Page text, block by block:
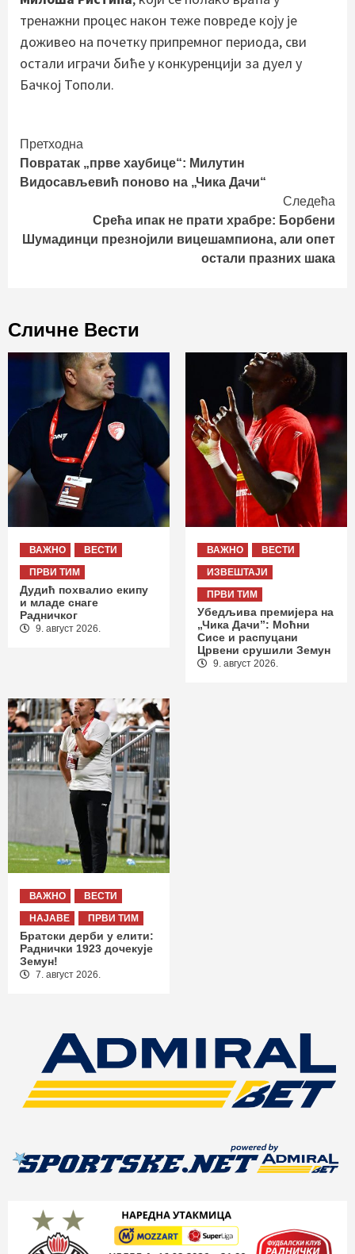
тренажни процес након теже повреде коју је
доживео на почетку припремног периода, сви
остали играчи биће у конкуренцији за дуел у
Бачкој Тополи.
Continue
Reading
Претходна
Повратак „прве хаубице“: Милутин
Видосављевић поново на „Чика Дачи“
Следећа
Срећа ипак не прати храбре: Борбени
Шумадинци презнојили вицешампиона, али опет
остали празних шака
Сличне Вести
ВАЖНО
ВЕСТИ
ПРВИ ТИМ
Дудић похвалио екипу
и младе снаге
Радничког
9. август 2026.
ВАЖНО
ВЕСТИ
ИЗВЕШТАЈИ
ПРВИ ТИМ
Убедљива премијера на
„Чика Дачи”: Моћни
Сисе и распуцани
Црвени срушили Земун
9. август 2026.
ВАЖНО
ВЕСТИ
НАЈАВЕ
ПРВИ ТИМ
Братски дерби у елити:
Раднички 1923 дочекује
Земун!
7. август 2026.